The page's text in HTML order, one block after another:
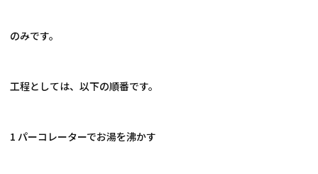
のみです。
工程としては、以下の順番です。
1 パーコレーターでお湯を沸かす